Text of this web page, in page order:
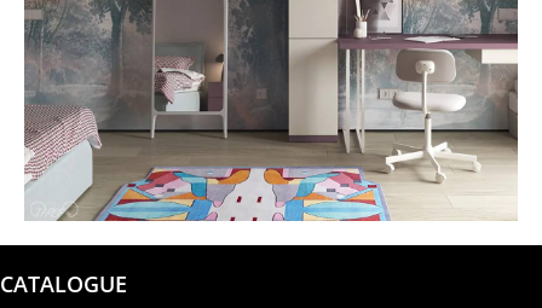
@garba.design
CATALOGUE